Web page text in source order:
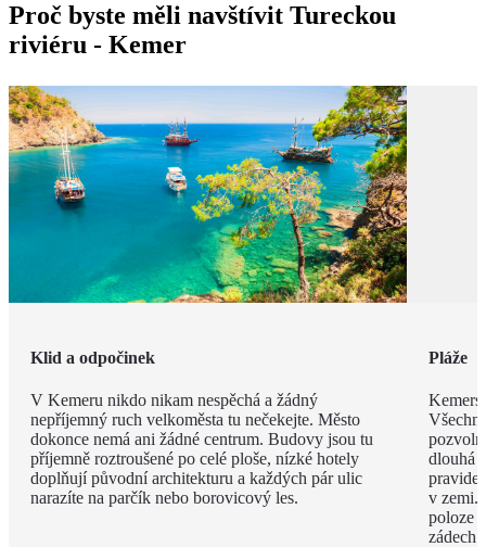
Proč byste měli navštívit Tureckou
riviéru - Kemer
Klid a odpočinek
V Kemeru nikdo nikam nespěchá a žádný
nepříjemný ruch velkoměsta tu nečekejte. Město
dokonce nemá ani žádné centrum. Budovy jsou tu
příjemně roztroušené po celé ploše, nízké hotely
doplňují původní architekturu a každých pár ulic
narazíte na parčík nebo borovicový les.
Pláže
dlouhá
v zemi.
poloze
zádech.